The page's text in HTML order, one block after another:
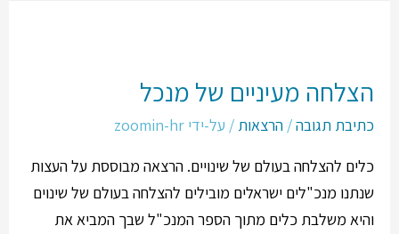
הצלחה מעיניים של מנכל
כתיבת תגובה/ הרצאות / על-ידי zoomin-hr
כלים להצלחה בעולם של שינויים. הרצאה מבוססת על העצות
שנתנו מנכ"לים ישראלים מובילים להצלחה בעולם של שינוים
והיא משלבת כלים מתוך הספר המנכ"ל שבך המביא את